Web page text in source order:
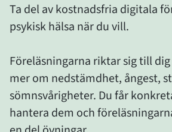
Ta del av kostnadsfria digitala
psykisk hälsa när du vill.
Föreläsningarna riktar sig till
mer om nedstämdhet, ångest,
sömnsvårigheter. Du får
hantera dem och